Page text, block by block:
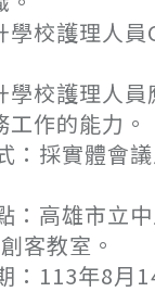
護理人員
護理人員
作的能力。
：採實體會
：高雄市立
客教室。
：113年8月